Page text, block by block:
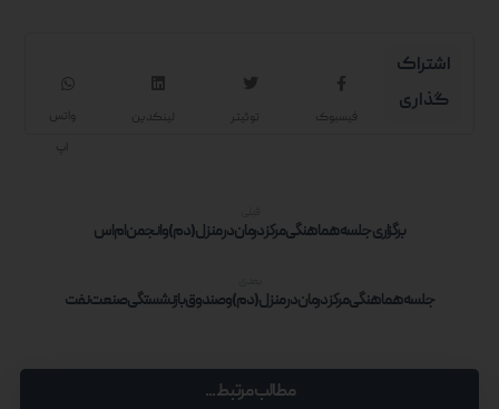
فیسبوک توئیتر لینکدین
واتس
اپ
برگزاری جلسه هماهنگی مرکز درمان در منزل (دم) و انجمن ام اس
جلسه هماهنگی مرکز درمان در منزل (دم) و صندوق بازنشستگی صنعت نفت
مطالب مرتبط ...